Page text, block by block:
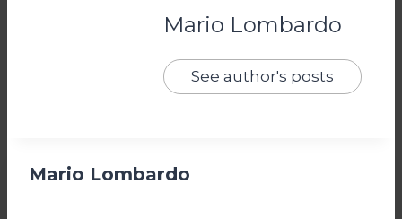
Mario Lombardo
See author's posts
Mario Lombardo